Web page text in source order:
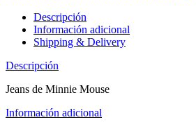
Descripción
Información adicional
Shipping & Delivery
Descripción
Jeans de Minnie Mouse
Información adicional